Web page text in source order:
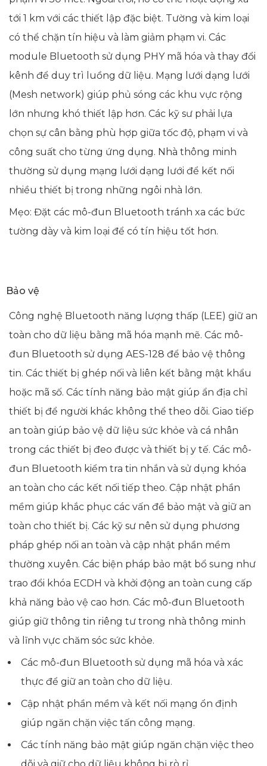
tới 1 km với các thiết lập đặc biệt. Tường và kim loại
có thể chặn tín hiệu và làm giảm phạm vi. Các
module Bluetooth sử dụng PHY mã hóa và thay đổi
kênh để duy trì luồng dữ liệu. Mạng lưới dạng lưới
(Mesh network) giúp phủ sóng các khu vực rộng
lớn nhưng khó thiết lập hơn. Các kỹ sư phải lựa
chọn sự cân bằng phù hợp giữa tốc độ, phạm vi và
công suất cho từng ứng dụng. Nhà thông minh
thường sử dụng mạng lưới dạng lưới để kết nối
nhiều thiết bị trong những ngôi nhà lớn.
Mẹo: Đặt các mô-đun Bluetooth tránh xa các bức
tường dày và kim loại để có tín hiệu tốt hơn.
Bảo vệ
Công nghệ Bluetooth năng lượng thấp (LEE) giữ an
toàn cho dữ liệu bằng mã hóa mạnh mẽ. Các mô-
đun Bluetooth sử dụng AES-128 để bảo vệ thông
tin. Các thiết bị ghép nối và liên kết bằng mật khẩu
hoặc mã số. Các tính năng bảo mật giúp ẩn địa chỉ
thiết bị để người khác không thể theo dõi. Giao tiếp
an toàn giúp bảo vệ dữ liệu sức khỏe và cá nhân
trong các thiết bị đeo được và thiết bị y tế. Các mô-
đun Bluetooth kiểm tra tin nhắn và sử dụng khóa
an toàn cho các kết nối tiếp theo. Cập nhật phần
mềm giúp khắc phục các vấn đề bảo mật và giữ an
toàn cho thiết bị. Các kỹ sư nên sử dụng phương
pháp ghép nối an toàn và cập nhật phần mềm
thường xuyên. Các biện pháp bảo mật bổ sung như
trao đổi khóa ECDH và khởi động an toàn cung cấp
khả năng bảo vệ cao hơn. Các mô-đun Bluetooth
giúp giữ thông tin riêng tư trong nhà thông minh
và lĩnh vực chăm sóc sức khỏe.
Các mô-đun Bluetooth sử dụng mã hóa và xác
thực để giữ an toàn cho dữ liệu.
Cập nhật phần mềm và kết nối mạng ổn định
giúp ngăn chặn việc tấn công mạng.
Các tính năng bảo mật giúp ngăn chặn việc theo